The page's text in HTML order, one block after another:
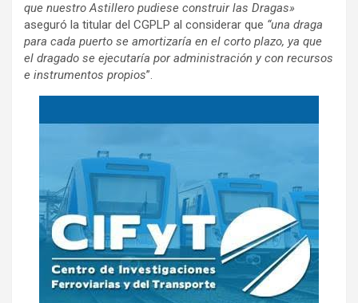
que nuestro Astillero pudiese construir las Dragas»
aseguró la titular del CGPLP al considerar que “una draga
para cada puerto se amortizaría en el corto plazo, ya que
el dragado se ejecutaría por administración y con recursos
e instrumentos propios”.